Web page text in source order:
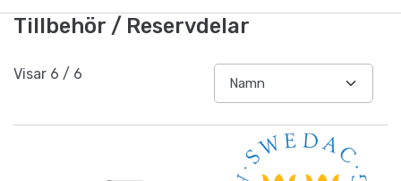
Tillbehör / Reservdelar
Visar 6 / 6